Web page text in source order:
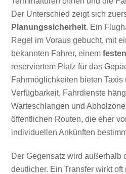
Der Unterschied zeigt sich
Planungssicherheit. Ein
Regel im Voraus gebucht, mit
bekannten Fahrer, einem
reserviertem Platz für das
Fahrmöglichkeiten bieten Taxis
Verfügbarkeit, Fahrdienste
Warteschlangen und
öffentlichen Routen, die eher
individuellen Ankünften
Der Gegensatz wird außerhalb
deutlicher. Ein Transfer wirkt oft